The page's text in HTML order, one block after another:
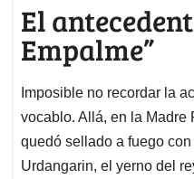
El
Empalme”
Imposible no recordar la
vocablo. Allá, en la Madre
quedó sellado a fuego
Urdangarin, el yerno del